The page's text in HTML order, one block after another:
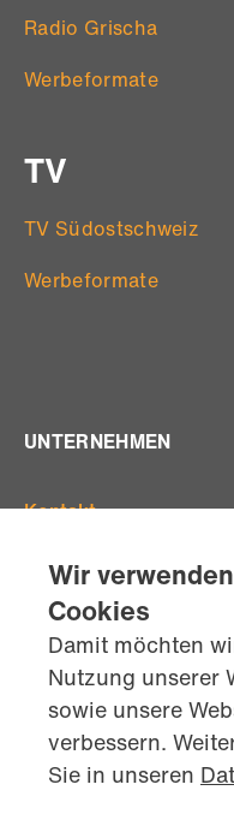
Radio Grischa
Werbeformate
TV
TV Südostschweiz
Werbeformate
UNTERNEHMEN
Kontakt
Standorte
Team
AGB's
Datenschutz
Impressum
Wir
Cookies
Damit möchten
Nutzung unserer
sowie unsere
verbessern.
Sie in unseren